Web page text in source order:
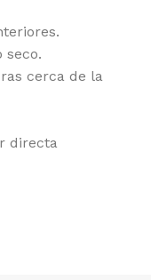
seco.
cerca de la
directa